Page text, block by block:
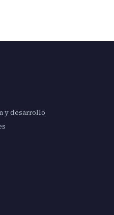
y desarrollo